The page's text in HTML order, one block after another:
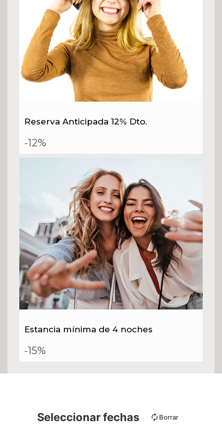
Reserva Anticipada 12% Dto.
-12%
Estancia mínima de 4 noches
-15%
Seleccionar fechas Borrar